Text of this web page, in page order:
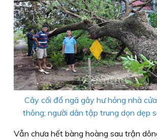
Cây cối đổ ngã gây hư hỏng nhà
thông; người dân tập trung dọn dẹp
Vẫn chưa hết bàng hoàng sau trận